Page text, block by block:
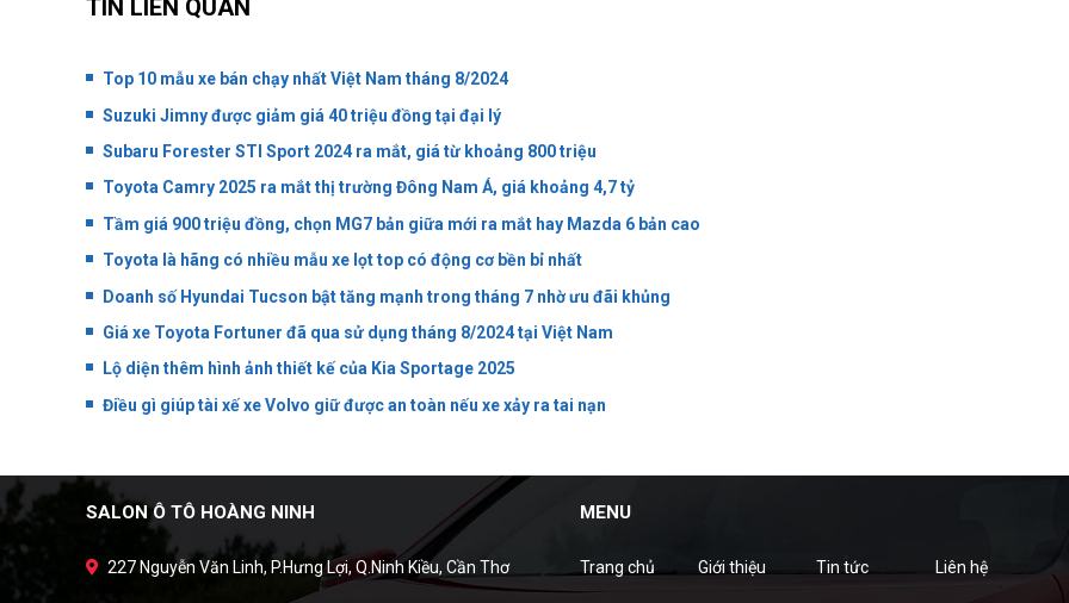
TIN LIÊN QUAN
Top 10 mẫu xe bán chạy nhất Việt Nam tháng 8/2024
Suzuki Jimny được giảm giá 40 triệu đồng tại đại lý
Subaru Forester STI Sport 2024 ra mắt, giá từ khoảng 800 triệu
Toyota Camry 2025 ra mắt thị trường Đông Nam Á, giá khoảng 4,7 tỷ
Tầm giá 900 triệu đồng, chọn MG7 bản giữa mới ra mắt hay Mazda 6 bản cao
Toyota là hãng có nhiều mẫu xe lọt top có động cơ bền bỉ nhất
Doanh số Hyundai Tucson bật tăng mạnh trong tháng 7 nhờ ưu đãi khủng
Giá xe Toyota Fortuner đã qua sử dụng tháng 8/2024 tại Việt Nam
Lộ diện thêm hình ảnh thiết kế của Kia Sportage 2025
Điều gì giúp tài xế xe Volvo giữ được an toàn nếu xe xảy ra tai nạn
SALON Ô TÔ HOÀNG NINH
227 Nguyễn Văn Linh, P.Hưng Lợi, Q.Ninh Kiều, Cần Thơ
MENU
Trang chủ Giới thiệu Tin tức Liên hệ